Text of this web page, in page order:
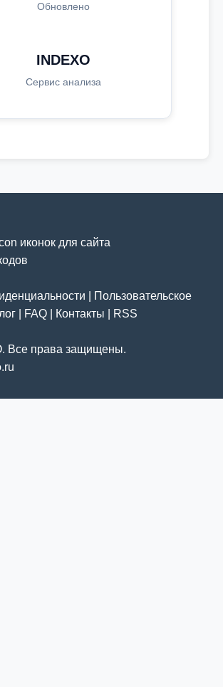
Обновлено
INDEXO
Сервис анализа
иконок для сайта
Пользовательское
FAQ Контакты RSS
Все права защищены.